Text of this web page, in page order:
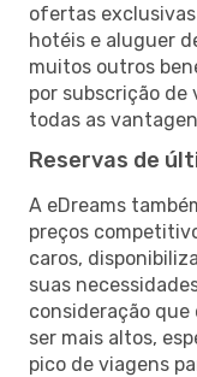
ofertas
hotéis e aluguer
muitos outros
por subscrição de
todas as
Reservas de
A eDreams
preços
caros,
suas
consideração que
ser mais altos,
pico de viagens